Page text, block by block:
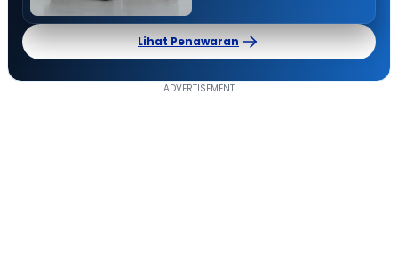
Lihat Penawaran